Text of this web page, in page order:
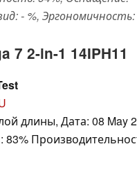
- %, Эргономичность:
7 2-in-1 14IPH11
длины, Дата: 08 May
83%